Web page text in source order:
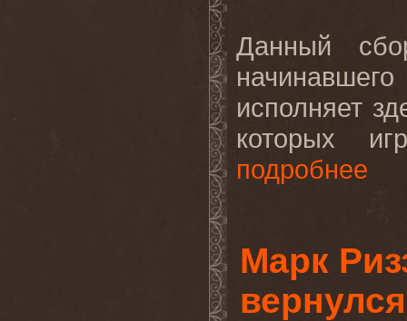
Данный
начинавшего
исполняет
которых
подробнее
Марк